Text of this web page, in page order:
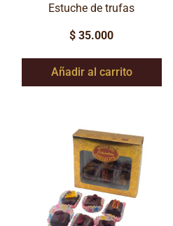
Estuche de trufas
$ 35.000
Añadir al carrito